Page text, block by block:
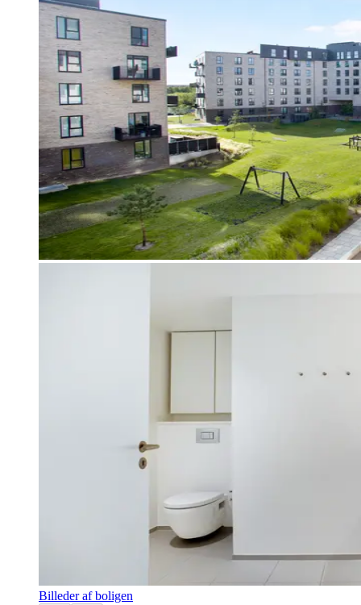
Billeder af boligen